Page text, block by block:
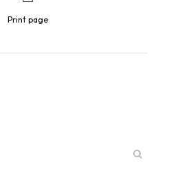
Print page